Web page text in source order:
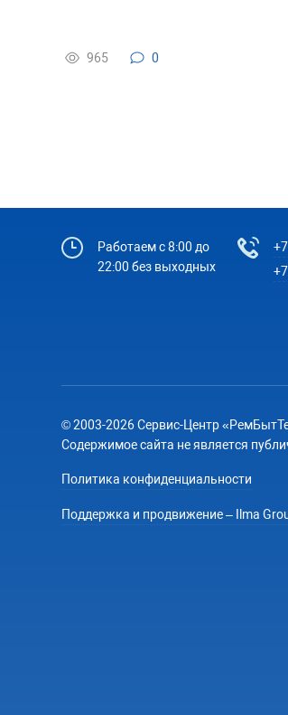
965 0
Работаем с 8:00 до
22:00 без выходных
© 2003-2026 Сервис-Центр
Содержимое сайта не является
Политика конфиденциальности
Поддержка и продвижение – Ilma